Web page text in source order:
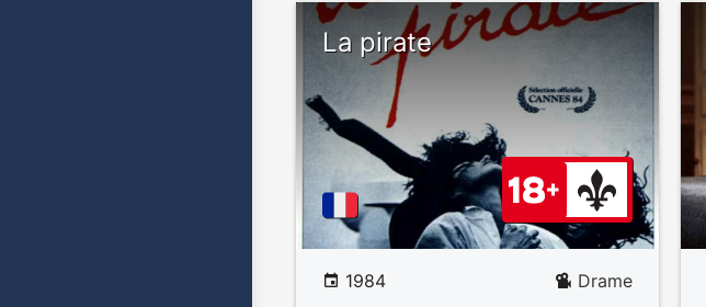
La pirate
1984 Drame